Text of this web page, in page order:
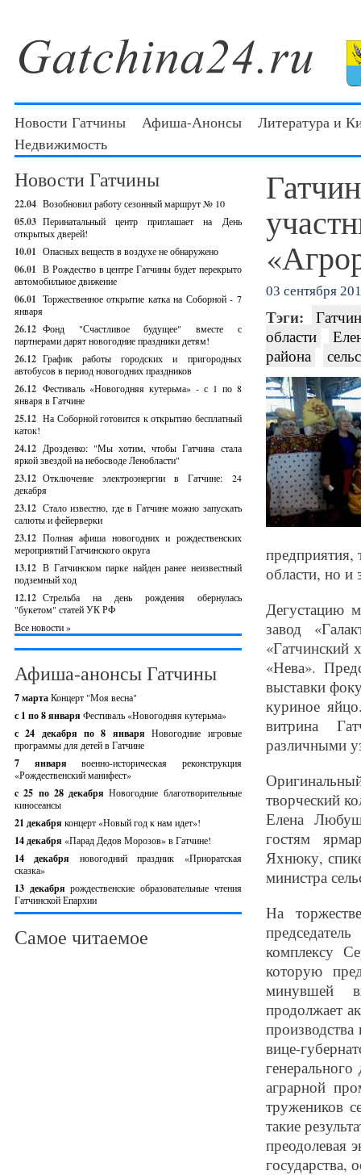
Новости Гатчины Афиша-Анонсы
Литература и
Недвижимость
Новости Гатчины
22.04 Возобновил работу сезонный маршрут № 10
05.03 Перинатальный центр приглашает на День
открытых дверей!
10.01 Опасных веществ в воздухе не обнаружено
06.01 В Рождество в центре Гатчины будет перекрыто
автомобильное движение
06.01 Торжественное открытие катка на Соборной - 7
января
26.12 Фонд "Счастливое будущее" вместе с
партнерами дарят новогодние праздники детям!
26.12 График работы городских и пригородных
автобусов в период новогодних праздников
26.12 Фестиваль «Новогодняя кутерьма» - с 1 по 8
января в Гатчине
25.12 На Соборной готовится к открытию бесплатный
каток!
24.12 Дрозденко: "Мы хотим, чтобы Гатчина стала
яркой звездой на небосводе Ленобласти"
23.12 Отключение электроэнергии в Гатчине: 24
декабря
23.12 Стало известно, где в Гатчине можно запускать
салюты и фейерверки
23.12 Полная афиша новогодних и рождественских
мероприятий Гатчинского округа
13.12 В Гатчинском парке найден ранее неизвестный
подземный ход
12.12 Стрельба на день рождения обернулась
"букетом" статей УК РФ
Все новости »
Афиша-анонсы Гатчины
7 мартаКонцерт "Моя весна"
с 1 по 8 января Фестиваль «Новогодняя кутерьма»
с 24 декабря по 8 январяНовогодние игровые
программы для детей в Гатчине
7 январявоенно-историческая реконструкция
«Рождественский манифест»
c 25 по 28 декабряНовогодние благотворительные
киносеансы
21 декабря концерт «Новый год к нам идет»!
14 декабря «Парад Дедов Морозов» в Гатчине!
14 декабря новогодний праздник «Приоратская
сказка»
13 декабрярождественские образовательные чтения
Гатчинской Епархии
Самое читаемое
03 сентября
Тэги:
области
района
предприятия,
области, но и
Дегустацию
завод
«Гатчинский
«Нева».
выставки
куриное
витрина
различными
творческий
Елена
гостям
Яхнюку,
министра
На
комплексу
которую
минувшей
продолжает
вице-
аграрной
тружеников
такие
преодолевая
государства,